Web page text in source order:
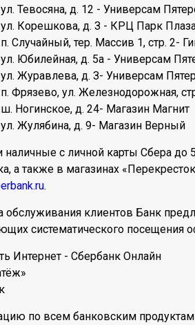
Тевосяна, д. 12 - Универсам
ул. Корешкова, д. З - КРЦ Парк
Случайный, тер. Массив 1, стр. 2-
ул. Юбилейная, д. 5а - Универсам
ул. Журавлева, д. З- Универсам
п. Фрязево, ул. Железнодорожная,
ш. Ногинское, д. 24- Магазин Магнит
ул. Жулябина, д. 9- Магазин Верный
наличные с личной карты Сбера
а также в магазинах
.
обслуживания клиентов Банк
систематического посещения
Интернет - Сбербанк Онлайн
по всем банковским